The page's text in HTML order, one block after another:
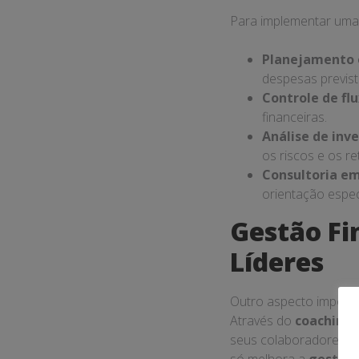
irá descobrir como
Vamos explorar
oportunidades de
Se você é um
comigo até o final e
Os
Sucesso
independentemente
eficaz pode ser a
essencial destacar